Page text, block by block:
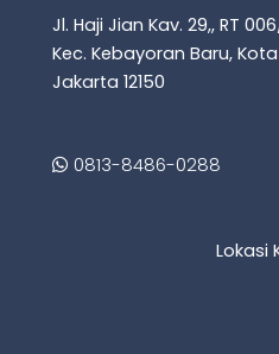
Jl. Haji Jian Kav. 29,, RT
Kec. Kebayoran Baru,
Jakarta 12150
0813-8486-0288
Lokasi